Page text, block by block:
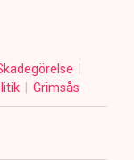
Grimsås